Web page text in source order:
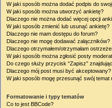
W jaki sposób można dodać podpis do
W jaki sposób można utworzyć ankietę?
Dlaczego nie można dodać więcej opcji
W jaki sposób zmienić lub usunąć ankietę?
Dlaczego nie mam dostępu do forum?
Dlaczego nie mogę dodawać załączników?
Dlaczego otrzymałem/otrzymałam
W jaki sposób można zgłosić posty
Do czego służy przycisk “Zapisz”
Dlaczego mój post musi być akceptowany?
W jaki sposób mogę przesunąć swój temat
Formatowanie i typy tematów
Co to jest BBCode?